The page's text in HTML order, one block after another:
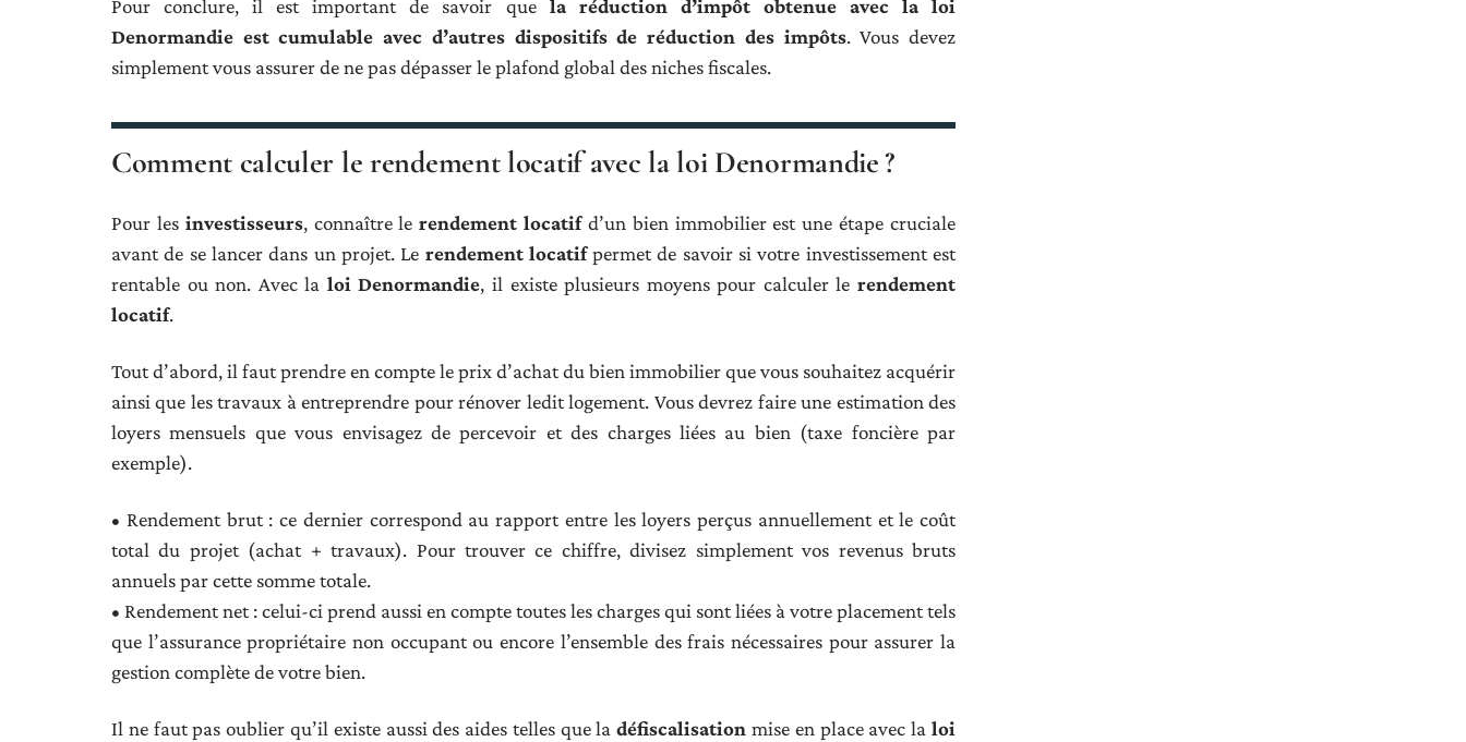
Pour conclure, il est important de savoir que la réduction d’impôt obtenue avec la loi
Denormandie est cumulable avec d’autres dispositifs de réduction des impôts. Vous devez
simplement vous assurer de ne pas dépasser le plafond global des niches fiscales.
Comment calculer le rendement locatif avec la loi Denormandie ?
Pour les investisseurs, connaître lerendement locatifd’un bien immobilier est une étape cruciale
avant de se lancer dans un projet. Le rendement locatifpermet de savoir si votre investissement est
rentable ou non. Avec la loi Denormandie, il existe plusieurs moyens pour calculer lerendement
locatif.
Tout d’abord, il faut prendre en compte le prix d’achat du bien immobilier que vous souhaitez acquérir
ainsi que les travaux à entreprendre pour rénover ledit logement. Vous devrez faire une estimation des
loyers mensuels que vous envisagez de percevoir et des charges liées au bien (taxe foncière par
exemple).
• Rendement brut : ce dernier correspond au rapport entre les loyers perçus annuellement et le coût
total du projet (achat + travaux). Pour trouver ce chiffre, divisez simplement vos revenus bruts
annuels par cette somme totale.
• Rendement net : celui-ci prend aussi en compte toutes les charges qui sont liées à votre placement tels
que l’assurance propriétaire non occupant ou encore l’ensemble des frais nécessaires pour assurer la
gestion complète de votre bien.
Il ne faut pas oublier qu’il existe aussi des aides telles que ladéfiscalisation mise en place avec laloi